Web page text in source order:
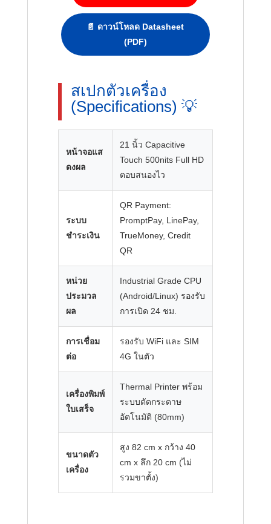
📄 ดาวน์โหลด Datasheet
(PDF)
สเปกตัวเครื่อง
(Specifications) 💡
หน้าจอแส
ดงผล
21 นิ้ว Capacitive
Touch 500nits Full HD
ตอบสนองไว
ระบบ
ชำระเงิน
QR Payment:
PromptPay, LinePay,
TrueMoney, Credit
QR
หน่วย
ประมวล
ผล
Industrial Grade CPU
(Android/Linux) รองรับ
การเปิด 24 ชม.
การเชื่อม
ต่อ
รองรับ WiFi และ SIM
4G ในตัว
เครื่องพิมพ์
ใบเสร็จ
Thermal Printer พร้อม
ระบบตัดกระดาษ
อัตโนมัติ (80mm)
ขนาดตัว
เครื่อง
สูง 82 cm x กว้าง 40
cm x ลึก 20 cm (ไม่
รวมขาตั้ง)